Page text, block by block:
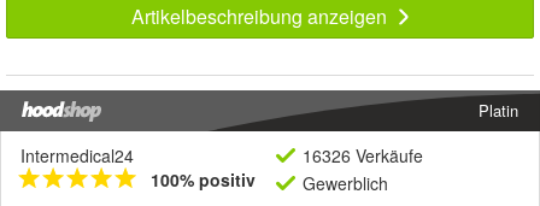
Artikelbeschreibung anzeigen
Platin
Intermedical24
100% positiv
16326 Verkäufe
Gewerblich